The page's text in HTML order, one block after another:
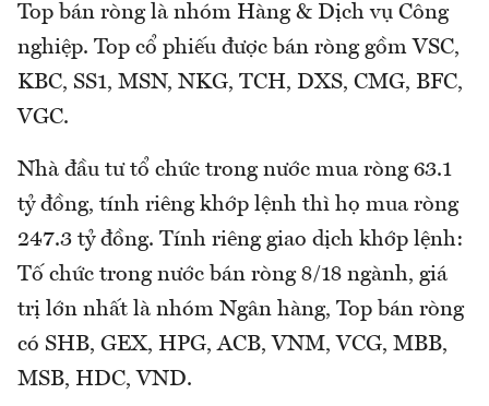
Top bán ròng là nhóm Hàng & Dịch vụ Công
nghiệp. Top cổ phiếu được bán ròng gồm VSC,
KBC, SS1, MSN, NKG, TCH, DXS, CMG, BFC,
VGC.
Nhà đầu tư tổ chức trong nước mua ròng 63.1
tỷ đồng, tính riêng khớp lệnh thì họ mua ròng
247.3 tỷ đồng. Tính riêng giao dịch khớp lệnh:
Tố chức trong nước bán ròng 8/18 ngành, giá
trị lớn nhất là nhóm Ngân hàng, Top bán ròng
có SHB, GEX, HPG, ACB, VNM, VCG, MBB,
MSB, HDC, VND.